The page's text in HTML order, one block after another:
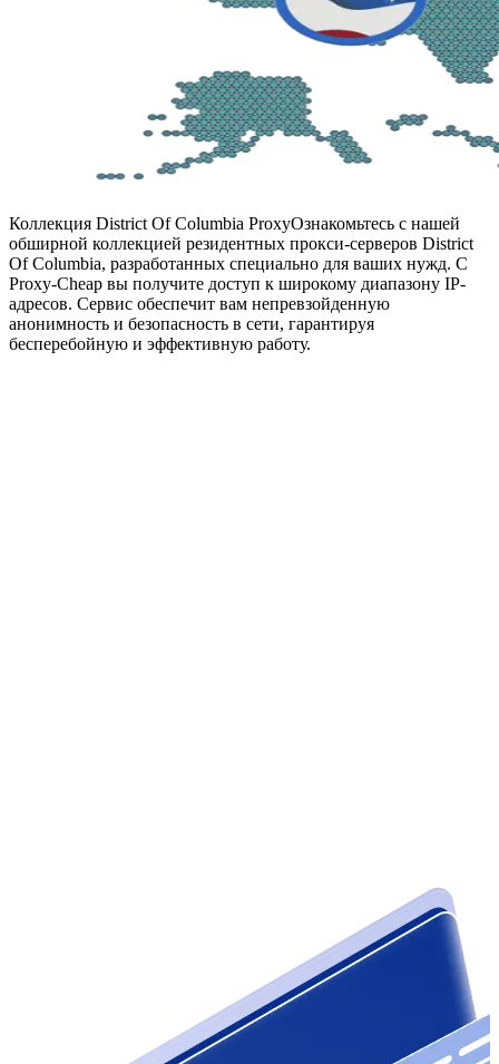
Коллекция District Of Columbia ProxyОзнакомьтесь с нашей
обширной коллекцией резидентных прокси-серверов District
Of Columbia, разработанных специально для ваших нужд. С
Proxy-Cheap вы получите доступ к широкому диапазону IP-
адресов. Сервис обеспечит вам непревзойденную
анонимность и безопасность в сети, гарантируя
бесперебойную и эффективную работу.